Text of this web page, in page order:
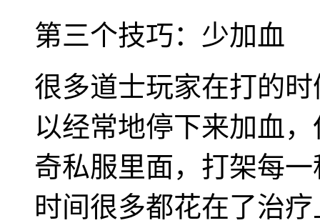
第三个技巧：少加血
很多道士玩家在打的
以经常地停下来加血
奇私服里面，打架每
时间很多都花在了治